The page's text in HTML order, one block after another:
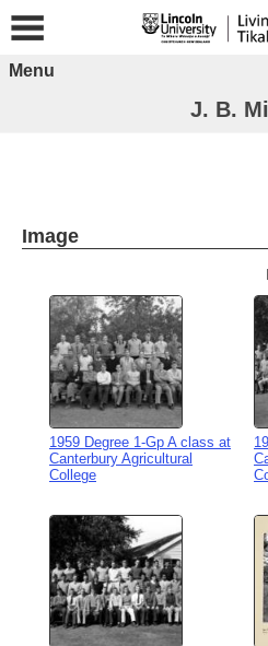
Menu
J. B.
Image
1959 Degree 1-Gp A class at
Canterbury Agricultural
College